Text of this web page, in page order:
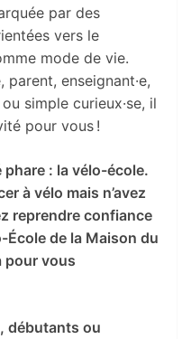
par des
vers le
mode de vie.
parent, enseignant·e,
ou simple curieux·se, il
pour vous !
: la vélo-école.
à vélo mais n’avez
reprendre confiance
École de la Maison du
pour vous
débutants ou